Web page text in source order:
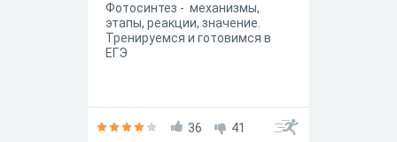
Фотосинтез - механизмы,
этапы, реакции, значение.
Тренируемся и готовимся в
ЕГЭ
36 41